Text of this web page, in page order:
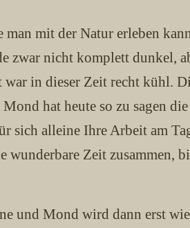
mit der Natur erleben
zwar nicht komplett dunkel,
in dieser Zeit recht kühl.
hat heute so zu sagen
sich alleine Ihre Arbeit am
wunderbare Zeit zusammen,
und Mond wird dann erst